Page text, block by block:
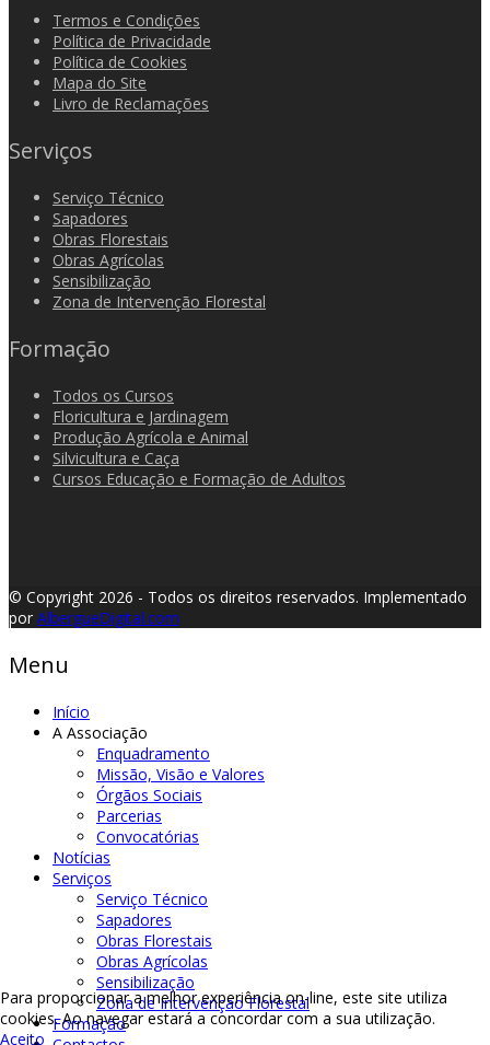
Termos e Condições
Política de Privacidade
Política de Cookies
Mapa do Site
Livro de Reclamações
Serviços
Serviço Técnico
Sapadores
Obras Florestais
Obras Agrícolas
Sensibilização
Zona de Intervenção Florestal
Formação
Todos os Cursos
Floricultura e Jardinagem
Produção Agrícola e Animal
Silvicultura e Caça
Cursos Educação e Formação de Adultos
© Copyright 2026 - Todos os direitos reservados. Implementado
por AlbergueDigital.com
Menu
Início
A Associação
Enquadramento
Missão, Visão e Valores
Órgãos Sociais
Parcerias
Convocatórias
Notícias
Serviços
Serviço Técnico
Sapadores
Obras Florestais
Obras Agrícolas
Sensibilização
Zona de Intervenção Florestal
Formação
Para proporcionar a melhor experiência on-line, este site utiliza
cookies. Ao navegar estará a concordar com a sua utilização.
Aceito